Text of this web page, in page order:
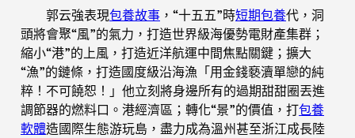
郭云強表現包養故事 ，“十五五”時短期包養代，洞
頭將會聚“風”的氣力，打造世界級海優勢電財產集群；
縮小“港”的上風，打造近洋航運中間焦點關鍵；擴大
“漁”的鏈條，打造國度級沿海漁「用金錢褻瀆單戀的純
粹！不可饒恕！」他立刻將身邊所有的過期甜甜圈丟進
調節器的燃料口。港經濟區；轉化“景”的價值，打包養
軟體造國際生態游玩島，盡力成為溫州甚至浙江成長陸